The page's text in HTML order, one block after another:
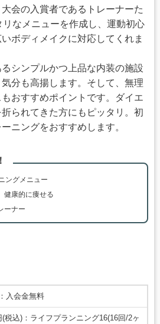
会の入賞者であるトレーナーた
なメニューを作成し、運動初心
ボディメイクに対応してくれま
シンプルかつ上品な内装の施設
分も高揚します。そして、無理
おすすめポイントです。ダイエ
られてきた方にもピッタリ。初
ニングをおすすめします。
ングメニュー
健康的に痩せる
ーナー
入会金無料
(税込)：ライフプランニング16(16回/2ヶ